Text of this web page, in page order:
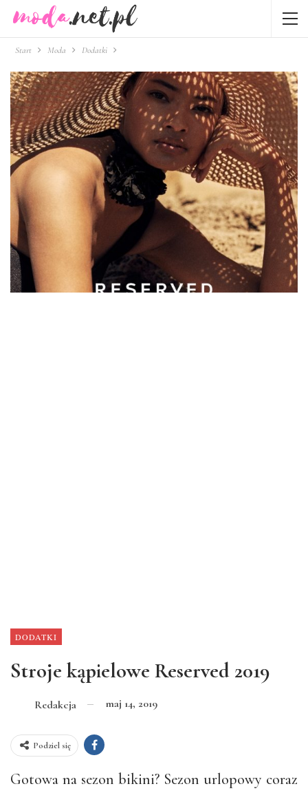
Start Moda Dodatki
DODATKI
Stroje kąpielowe Reserved 2019
Redakcja maj 14, 2019
Podziel się
Gotowa na sezon bikini? Sezon urlopowy coraz